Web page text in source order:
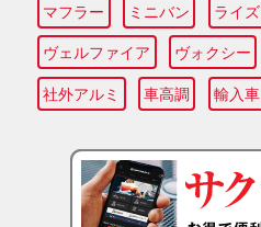
マフラー ミニバン ライズ
ヴェルファイア ヴォクシー
社外アルミ 車高調 輸入車